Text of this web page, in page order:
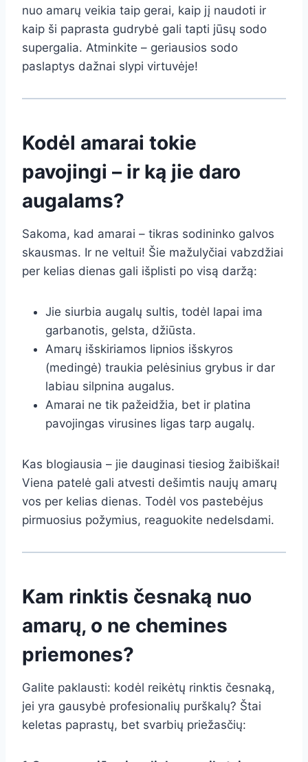
nuo amarų veikia taip gerai, kaip jį naudoti ir
kaip ši paprasta gudrybė gali tapti jūsų sodo
supergalia. Atminkite – geriausios sodo
paslaptys dažnai slypi virtuvėje!
Kodėl amarai tokie
pavojingi – ir ką jie daro
augalams?
Sakoma, kad amarai – tikras sodininko galvos
skausmas. Ir ne veltui! Šie mažulyčiai vabzdžiai
per kelias dienas gali išplisti po visą daržą:
Jie siurbia augalų sultis, todėl lapai ima
garbanotis, gelsta, džiūsta.
Amarų išskiriamos lipnios išskyros
(medingė) traukia pelėsinius grybus ir dar
labiau silpnina augalus.
Amarai ne tik pažeidžia, bet ir platina
pavojingas virusines ligas tarp augalų.
Kas blogiausia – jie dauginasi tiesiog žaibiškai!
Viena patelė gali atvesti dešimtis naujų amarų
vos per kelias dienas. Todėl vos pastebėjus
pirmuosius požymius, reaguokite nedelsdami.
Kam rinktis česnaką nuo
amarų, o ne chemines
priemones?
Galite paklausti: kodėl reikėtų rinktis česnaką,
jei yra gausybė profesionalių purškalų? Štai
keletas paprastų, bet svarbių priežasčių: